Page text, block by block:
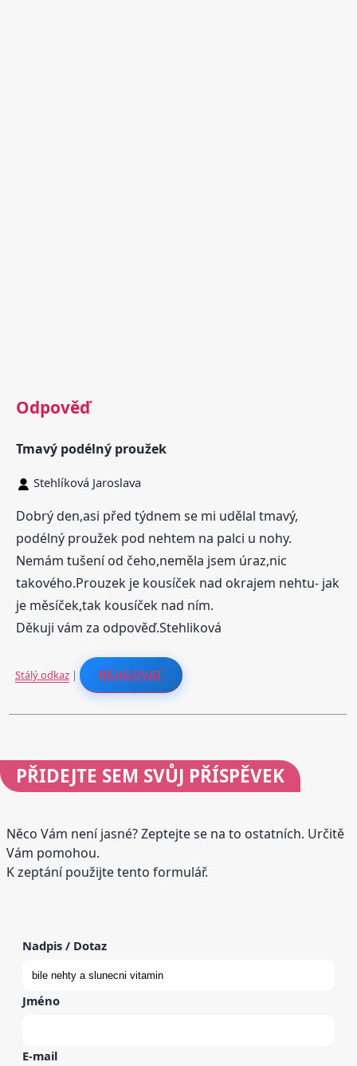
Odpověď
Tmavý podélný proužek
Stehlíková Jaroslava
Dobrý den,asi před týdnem se mi udělal tmavý,
podélný proužek pod nehtem na palci u nohy.
Nemám tušení od čeho,neměla jsem úraz,nic
takového.Prouzek je kousíček nad okrajem nehtu- jak
je měsíček,tak kousíček nad ním.
Děkuji vám za odpověď.Stehliková
Stálý odkaz| REAGOVAT
PŘIDEJTE SEM SVŮJ PŘÍSPĚVEK
Něco Vám není jasné? Zeptejte se na to ostatních. Určitě
Vám pomohou.
K zeptání použijte tento formulář.
Nadpis / Dotaz
Jméno
E-mail